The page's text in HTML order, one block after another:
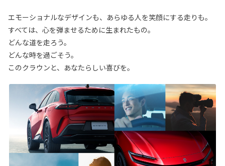
エモーショナルなデザインも、あらゆる人を笑顔にする走りも。
すべては、心を弾ませるために生まれたもの。
どんな道を走ろう。
どんな時を過ごそう。
このクラウンと、あなたらしい喜びを。